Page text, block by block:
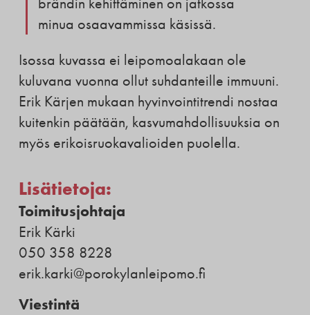
minua osaavammissa käsissä.
Isossa kuvassa ei leipomoalakaan ole
kuluvana vuonna ollut suhdanteille immuuni.
Erik Kärjen mukaan hyvinvointitrendi nostaa
kuitenkin päätään, kasvumahdollisuuksia on
myös erikoisruokavalioiden puolella.
Lisätietoja:
Toimitusjohtaja
Erik Kärki
050 358 8228
erik.karki@porokylanleipomo.fi
Viestintä